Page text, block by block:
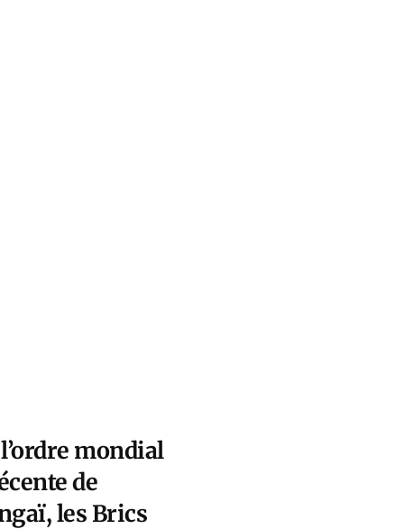
mondial
de
les Brics